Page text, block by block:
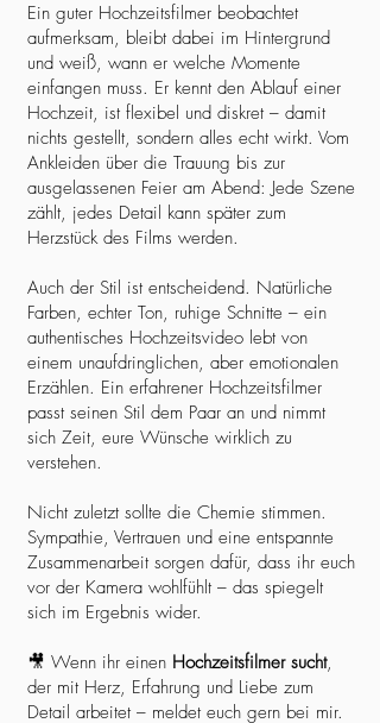
Ein guter Hochzeitsfilmer beobachtet
aufmerksam, bleibt dabei im Hintergrund
und weiß, wann er welche Momente
einfangen muss. Er kennt den Ablauf einer
Hochzeit, ist flexibel und diskret – damit
nichts gestellt, sondern alles echt wirkt. Vom
Ankleiden über die Trauung bis zur
ausgelassenen Feier am Abend: Jede Szene
zählt, jedes Detail kann später zum
Herzstück des Films werden.
Auch der Stil ist entscheidend. Natürliche
Farben, echter Ton, ruhige Schnitte – ein
authentisches Hochzeitsvideo lebt von
einem unaufdringlichen, aber emotionalen
Erzählen. Ein erfahrener Hochzeitsfilmer
passt seinen Stil dem Paar an und nimmt
sich Zeit, eure Wünsche wirklich zu
verstehen.
Nicht zuletzt sollte die Chemie stimmen.
Sympathie, Vertrauen und eine entspannte
Zusammenarbeit sorgen dafür, dass ihr euch
vor der Kamera wohlfühlt – das spiegelt
sich im Ergebnis wider.
🎥 Wenn ihr einen Hochzeitsfilmer sucht,
der mit Herz, Erfahrung und Liebe zum
Detail arbeitet – meldet euch gern bei mir.